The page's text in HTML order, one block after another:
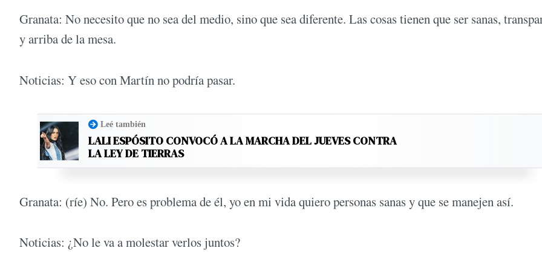
Granata: No necesito que no sea del medio, sino que sea diferente. Las cosas tienen que ser sanas,
y arriba de la mesa.
Noticias: Y eso con Martín no podría pasar.
Leé también
LALI ESPÓSITO CONVOCÓ A LA MARCHA DEL JUEVES CONTRA
LA LEY DE TIERRAS
Granata: (ríe) No. Pero es problema de él, yo en mi vida quiero personas sanas y que se manejen así.
Noticias: ¿No le va a molestar verlos juntos?